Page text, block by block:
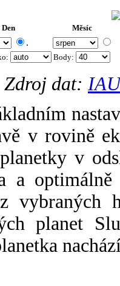
Den Měsíc
.
Body:
Zdroj dat:
v rovině
v
a
vybraných
planet